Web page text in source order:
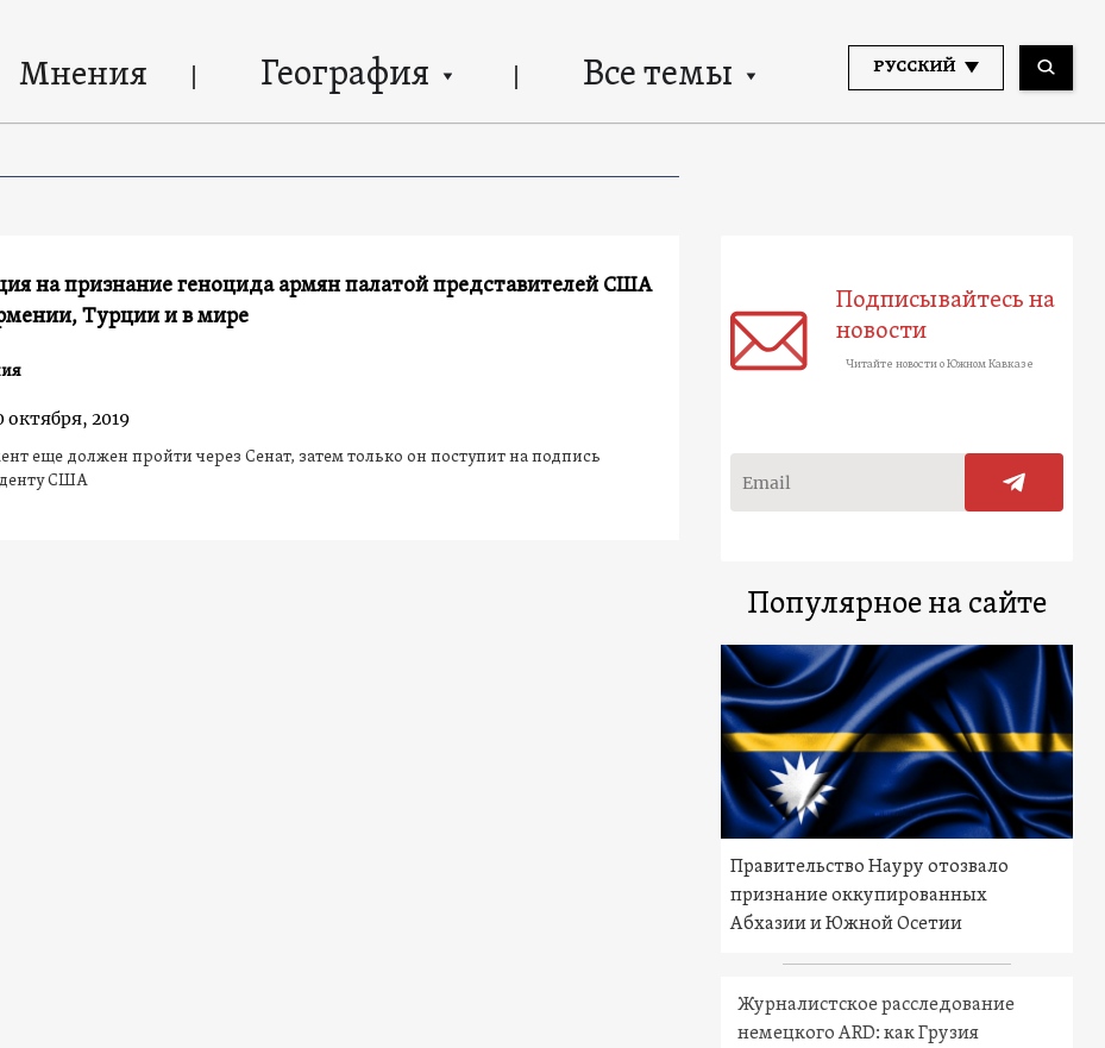
Мнения География Все темы РУССКИЙ
на признание геноцида армян палатой представителей США
Турции и в мире
октября, 2019
еще должен пройти через Сенат, затем только он поступит на подпись
США
Подписывайтесь на
новости
Читайте новости о Южном Кавказе
Популярное на сайте
Правительство Науру отозвало
признание оккупированных
Абхазии и Южной Осетии
Журналистское расследование
немецкого ARD: как Грузия